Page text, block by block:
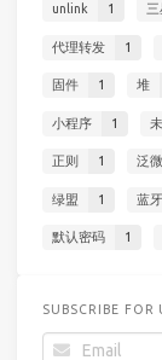
unlink 1 三
代理转发 1
固件 1 堆
小程序 1
正则 1 泛
绿盟 1 蓝牙
默认密码 1
SUBSCRIBE FOR